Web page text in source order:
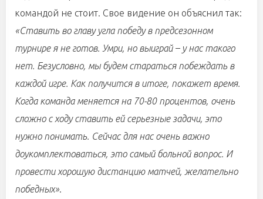
командой не стоит. Свое видение он объяснил так:
«Ставить во главу угла победу в предсезонном
турнире я не готов. Умри, но выиграй – у нас такого
нет. Безусловно, мы будем стараться побеждать в
каждой игре. Как получится в итоге, покажет время.
Когда команда меняется на 70-80 процентов, очень
сложно с ходу ставить ей серьезные задачи, это
нужно понимать. Сейчас для нас очень важно
доукомплектоваться, это самый больной вопрос. И
провести хорошую дистанцию матчей, желательно
победных».